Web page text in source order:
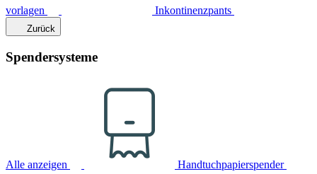
vorlagen Inkontinenzpants
Zurück
Spendersysteme
Alle anzeigen Handtuchpapierspender